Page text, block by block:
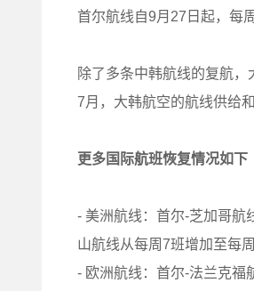
首尔航线自9月27日起，每
除了多条中韩航线的复航
7月，大韩航空的航线供给
更多国际航班恢复情况如下
- 美洲航线：首尔-芝加哥航
山航线从每周7班增加至每周
- 欧洲航线：首尔-法兰克福